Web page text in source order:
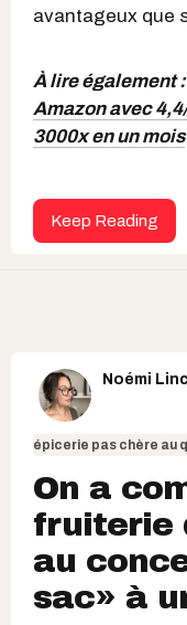
avantageux que
À lire également :
Amazon avec
3000x en un mois
Keep Reading
Noémi
épicerie pas chère au
On a
fruiterie
au
sac» à